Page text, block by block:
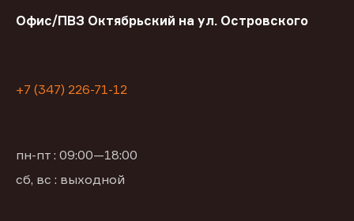
Офис/ПВЗ Октябрьский на ул. Островского
+7 (347) 226-71-12
пн-пт : 09:00—18:00
сб, вс : выходной